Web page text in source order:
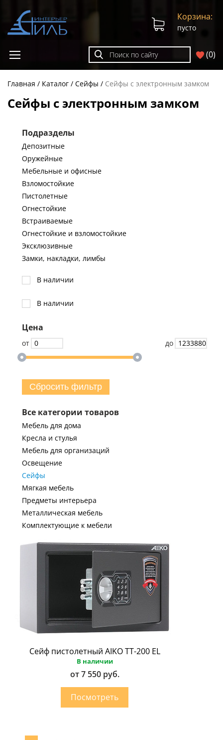
(0)
Корзина:
пусто
Главная Каталог Сейфы Сейфы с электронным замком
Сейфы с электронным замком
Подразделы
Депозитные
Оружейные
Мебельные и офисные
Взломостойкие
Пистолетные
Огнестойкие
Встраиваемые
Огнестойкие и взломостойкие
Эксклюзивные
Замки, накладки, лимбы
В наличии
В наличии
Цена
от до
Сбросить фильтр
Все категории товаров
Мебель для дома
Кресла и стулья
Мебель для организаций
Освещение
Сейфы
Мягкая мебель
Предметы интерьера
Металлическая мебель
Комплектующие к мебели
Сейф пистолетный AIKO ТТ-200 EL
В наличии
от 7 550 руб.